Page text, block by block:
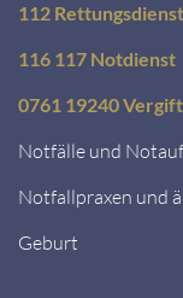
112 Rettungsdienst
116 117 Notdienst
0761 19240
Notfälle und
Notfallpraxen und
Geburt